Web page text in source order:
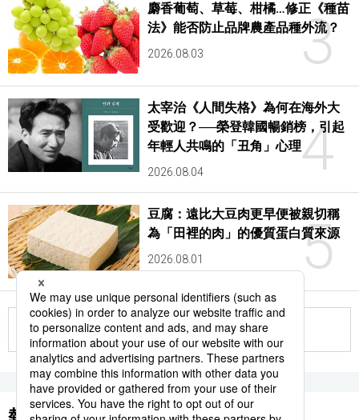
3
麝香葡萄、草莓、柑橘…修正《種苗
法》能否防止品牌農產品種外流？
2026.08.03
4
太宰治《人間失格》為何在海外大
受歡迎？──榮登韓國暢銷榜，引起
年輕人共鳴的「丑角」心理
2026.08.04
5
豆腐：遠比大豆肉更早便被親切稱
為「田裡的肉」的優質蛋白質來源
2026.08.01
更多